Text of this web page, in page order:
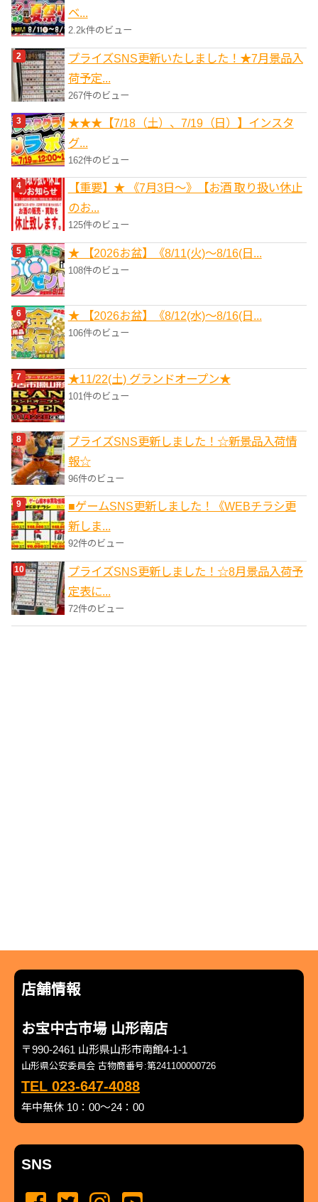
ベ...
2.2k件のビュー
プライズSNS更新いたしました！★7月景品入
荷予定...
267件のビュー
★★★【7/18（土）、7/19（日）】インスタ
グ...
162件のビュー
【重要】★ 《7月3日～》【お酒 取り扱い休止
のお...
125件のビュー
★ 【2026お盆】《8/11(火)～8/16(日...
108件のビュー
★ 【2026お盆】《8/12(水)～8/16(日...
106件のビュー
★11/22(土) グランドオープン★
101件のビュー
プライズSNS更新しました！☆新景品入荷情
報☆
96件のビュー
■ゲームSNS更新しました！《WEBチラシ更
新しま...
92件のビュー
プライズSNS更新しました！☆8月景品入荷予
定表に...
72件のビュー
店舗情報
お宝中古市場 山形南店
〒990-2461 山形県山形市南館4-1-1
山形県公安委員会 古物商番号:第241100000726
TEL 023-647-4088
年中無休 10：00～24：00
SNS